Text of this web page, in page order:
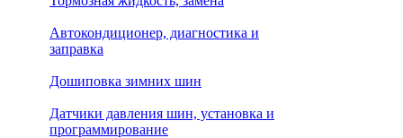
Автокондиционер, диагностика и
заправка
Дошиповка зимних шин
Датчики давления шин, установка и
программирование